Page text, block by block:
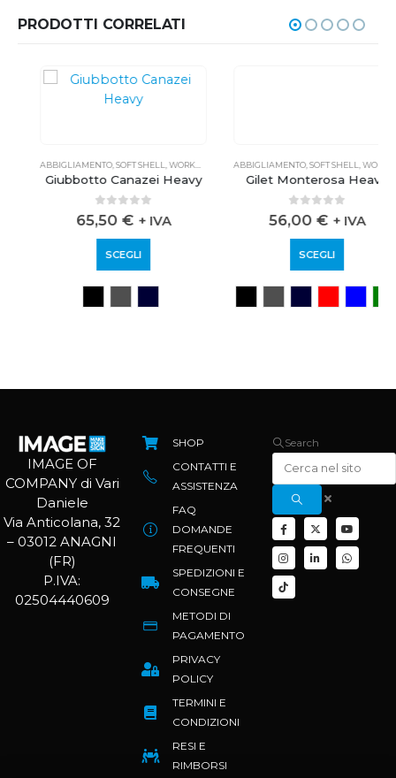
PRODOTTI CORRELATI
ABBIGLIAMENTO,SOFT SHELL,WORKWEAR
Giubbotto Canazei Heavy
0out of 5
65,50€ + IVA
SCEGLI
ABBIGLIAMENTO,SOFT SHELL,WORKWEAR
Gilet Monterosa Heavy
0out of 5
56,00€ + IVA
SCEGLI
IMAGE OF
COMPANY di Vari
Daniele
Via Anticolana, 32
– 03012 ANAGNI
(FR)
P.IVA:
02504440609
SHOP
CONTATTI E
ASSISTENZA
FAQ
DOMANDE
FREQUENTI
SPEDIZIONI E
CONSEGNE
METODI DI
PAGAMENTO
PRIVACY
POLICY
TERMINI E
CONDIZIONI
RESI E
RIMBORSI
Search